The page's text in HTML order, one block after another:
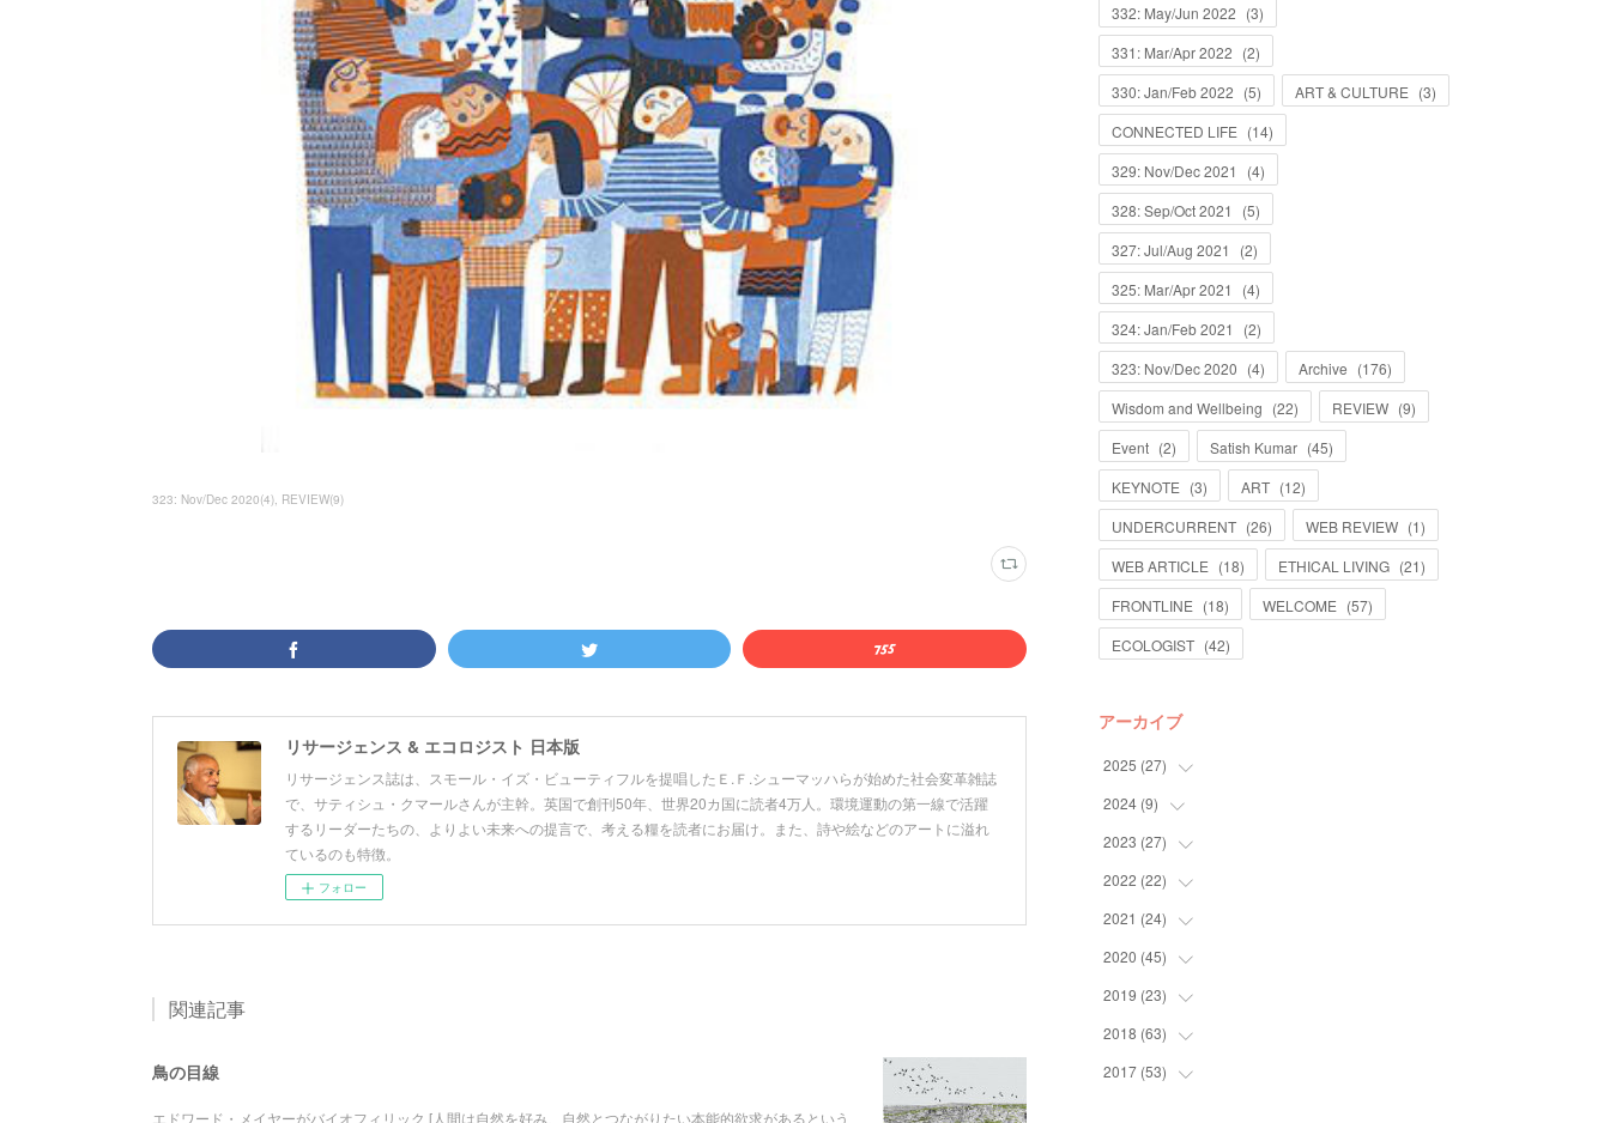
323: Nov/Dec 2020(4) REVIEW(9)
リサージェンス & エコロジスト 日本版
リサージェンス誌は、スモール・イズ・ビューティフルを提唱したＥ.Ｆ.シューマッハらが始めた社会変革雑誌
で、サティシュ・クマールさんが主幹。英国で創刊50年、世界20カ国に読者4万人。環境運動の第一線で活躍
するリーダーたちの、よりよい未来への提言で、考える糧を読者にお届け。また、詩や絵などのアートに溢れ
ているのも特徴。
フォロー
関連記事
鳥の目線
エドワード・メイヤーがバイオフィリック [人間は自然を好み、自然とつながりたい本能的欲求があるという
332: May/Jun 2022 (3)
331: Mar/Apr 2022 (2)
330: Jan/Feb 2022 (5) ART & CULTURE (3)
CONNECTED LIFE (14)
329: Nov/Dec 2021
(4)
328: Sep/Oct 2021
(5)
327: Jul/Aug 2021
(2)
325: Mar/Apr 2021
(4)
324: Jan/Feb 2021
(2)
323: Nov/Dec 2020 (4) Archive (176)
Wisdom and Wellbeing (22) REVIEW (9)
Event (2) Satish Kumar (45)
KEYNOTE (3) ART (12)
UNDERCURRENT (26) WEB REVIEW (1)
WEB ARTICLE (18) ETHICAL LIVING (21)
FRONTLINE (18) WELCOME (57)
ECOLOGIST (42)
アーカイブ
2025 (27)
(
13)
(14 )
2024 (9)
(4
(5
2023 (27)
(10
)
(9
(4
(4
2022 (22)
(4
(4
(7
(2
(5
2021 (24)
(10
)
(3
(4
(5
2020 (45)
(6
(10
)
(12
)
2019 (23)
(6
(6
2018 (63)
(4
2017 (53)